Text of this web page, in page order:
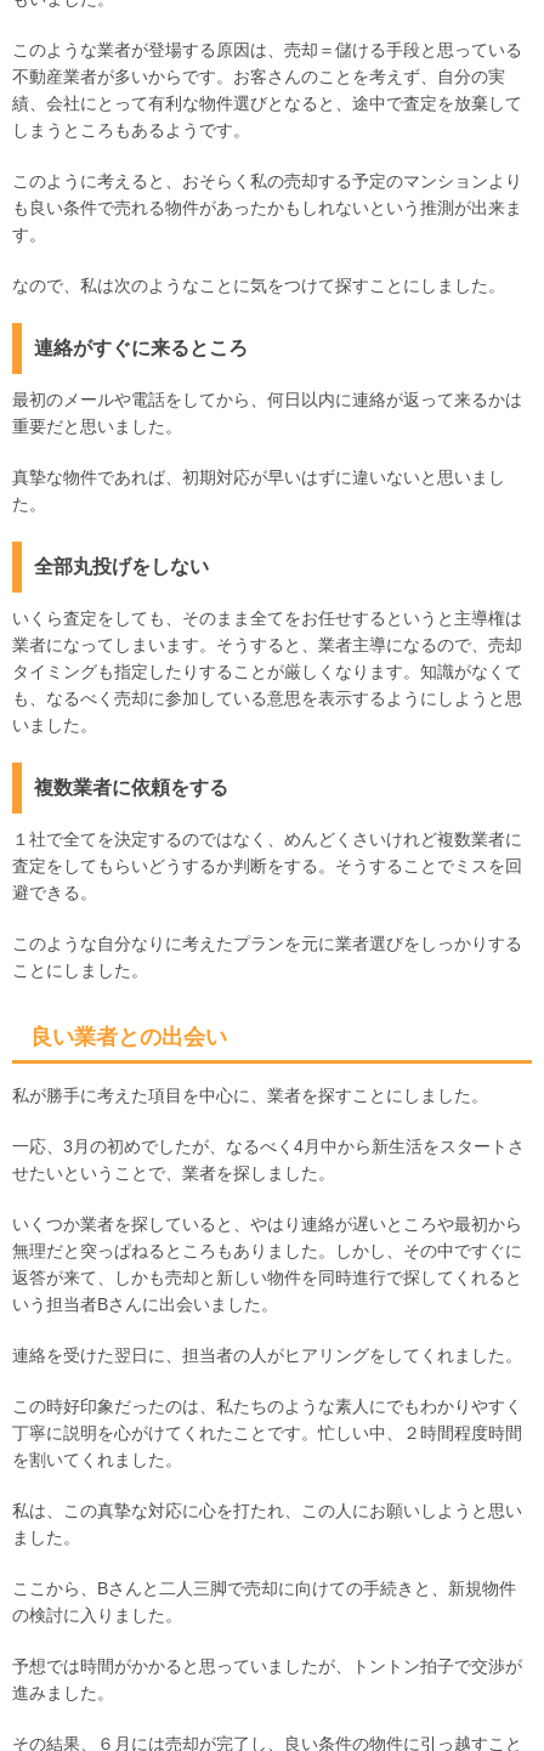
このような業者が登場する原因は、売却＝儲ける手段と思っている
不動産業者が多いからです。お客さんのことを考えず、自分の実
績、会社にとって有利な物件選びとなると、途中で査定を放棄して
しまうところもあるようです。
このように考えると、おそらく私の売却する予定のマンションより
も良い条件で売れる物件があったかもしれないという推測が出来ま
す。
なので、私は次のようなことに気をつけて探すことにしました。
連絡がすぐに来るところ
最初のメールや電話をしてから、何日以内に連絡が返って来るかは
重要だと思いました。
真摯な物件であれば、初期対応が早いはずに違いないと思いまし
た。
全部丸投げをしない
いくら査定をしても、そのまま全てをお任せするというと主導権は
業者になってしまいます。そうすると、業者主導になるので、売却
タイミングも指定したりすることが厳しくなります。知識がなくて
も、なるべく売却に参加している意思を表示するようにしようと思
いました。
複数業者に依頼をする
１社で全てを決定するのではなく、めんどくさいけれど複数業者に
査定をしてもらいどうするか判断をする。そうすることでミスを回
避できる。
このような自分なりに考えたプランを元に業者選びをしっかりする
ことにしました。
良い業者との出会い
私が勝手に考えた項目を中心に、業者を探すことにしました。
一応、3月の初めでしたが、なるべく4月中から新生活をスタートさ
せたいということで、業者を探しました。
いくつか業者を探していると、やはり連絡が遅いところや最初から
無理だと突っぱねるところもありました。しかし、その中ですぐに
返答が来て、しかも売却と新しい物件を同時進行で探してくれると
いう担当者Bさんに出会いました。
連絡を受けた翌日に、担当者の人がヒアリングをしてくれました。
この時好印象だったのは、私たちのような素人にでもわかりやすく
丁寧に説明を心がけてくれたことです。忙しい中、２時間程度時間
を割いてくれました。
私は、この真摯な対応に心を打たれ、この人にお願いしようと思い
ました。
ここから、Bさんと二人三脚で売却に向けての手続きと、新規物件
の検討に入りました。
予想では時間がかかると思っていましたが、トントン拍子で交渉が
進みました。
その結果、６月には売却が完了し、良い条件の物件に引っ越すこと